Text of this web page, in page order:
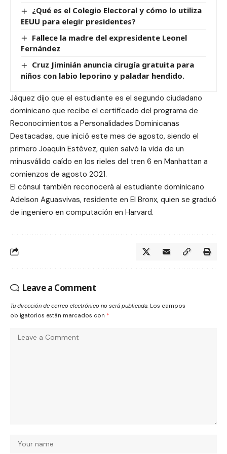
¿Qué es el Colegio Electoral y cómo lo utiliza
EEUU para elegir presidentes?
Fallece la madre del expresidente Leonel
Fernández
Cruz Jiminián anuncia cirugía gratuita para
niños con labio leporino y paladar hendido.
Jáquez dijo que el estudiante es el segundo ciudadano
dominicano que recibe el certificado del programa de
Reconocimientos a Personalidades Dominicanas
Destacadas, que inició este mes de agosto, siendo el
primero Joaquín Estévez, quien salvó la vida de un
minusválido caído en los rieles del tren 6 en Manhattan a
comienzos de agosto 2021.
El cónsul también reconocerá al estudiante dominicano
Adelson Aguasvivas, residente en El Bronx, quien se graduó
de ingeniero en computación en Harvard.
Leave a Comment
Tu dirección de correo electrónico no será publicada. Los campos
obligatorios están marcados con *